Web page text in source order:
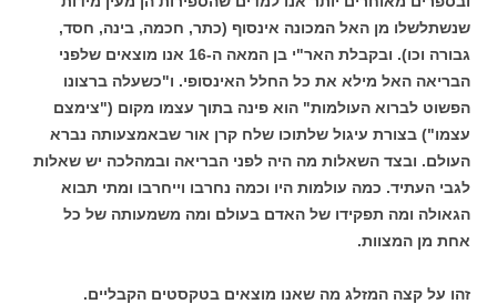
שנשתלשלו מן האל המכונה אינסוף (כתר, חכמה, בינה, חסד,
גבורה וכו). ובקבלת האר"י בן המאה ה-16 אנו מוצאים שלפני
הבריאה האל מילא את כל החלל האינסופי. ו"כשעלה ברצונו
הפשוט לברוא העולמות" הוא פינה בתוך עצמו מקום ("צימצם
עצמו") בצורת עיגול שלתוכו שלח קרן אור שבאמצעותה נברא
העולם. ובצד השאלות מה היה לפני הבריאה ובמהלכה יש שאלות
לגבי העתיד. כמה עולמות היו וכמה נחרבו וייחרבו ומתי תבוא
הגאולה ומה תפקידו של האדם בעולם ומה משמעותה של כל
אחת מן המצוות.
זהו על קצה המזלג מה שאנו מוצאים בטקסטים הקבליים.